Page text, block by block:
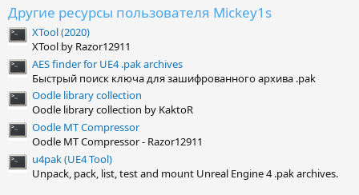
ё
з
Другие ресурсы пользователя Mickey1s
XTool (2020)
XTool by Razor12911
AES finder for UE4 .pak archives
Быстрый поиск ключа для зашифрованного архива .pak
Oodle library collection
Oodle library collection by KaktoR
Oodle MT Compressor
Oodle MT Compressor - Razor12911
u4pak (UE4 Tool)
Unpack, pack, list, test and mount Unreal Engine 4 .pak archives.